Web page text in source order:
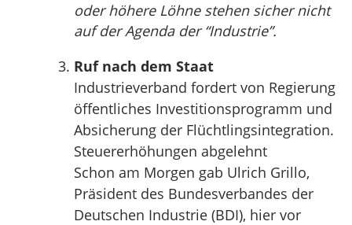
oder höhere Löhne stehen sicher nicht
auf der Agenda der “Industrie”.
Ruf nach dem Staat
Industrieverband fordert von Regierung
öffentliches Investitionsprogramm und
Absicherung der Flüchtlingsintegration.
Steuererhöhungen abgelehnt
Schon am Morgen gab Ulrich Grillo,
Präsident des Bundesverbandes der
Deutschen Industrie (BDI), hier vor